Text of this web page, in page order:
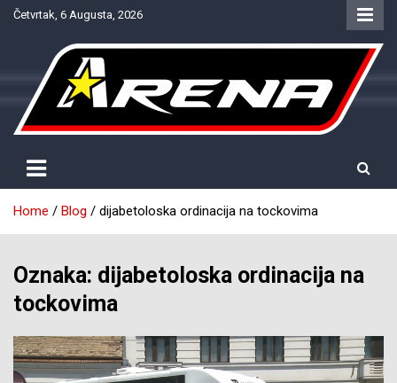
SkipČetvrtak, 6 Augusta, 2026
NTV Arena
Home Blog dijabetoloska ordinacija na tockovima
Oznaka: dijabetoloska ordinacija na
tockovima